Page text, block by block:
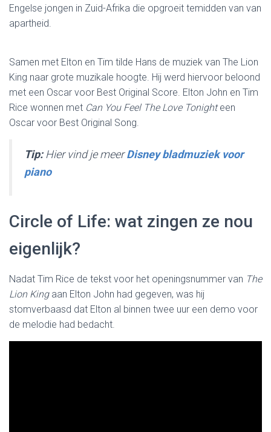
Engelse jongen in Zuid-Afrika die opgroeit temidden van van
apartheid.
Samen met Elton en Tim tilde Hans de muziek van The Lion
King naar grote muzikale hoogte. Hij werd hiervoor beloond
met een Oscar voor Best Original Score. Elton John en Tim
Rice wonnen met Can You Feel The Love Tonighteen
Oscar voor Best Original Song.
Tip:Hier vind je meerDisney bladmuziek voor
piano
Circle of Life: wat zingen ze nou
eigenlijk?
Nadat Tim Rice de tekst voor het openingsnummer van The
Lion Kingaan Elton John had gegeven, was hij
stomverbaasd dat Elton al binnen twee uur een demo voor
de melodie had bedacht.